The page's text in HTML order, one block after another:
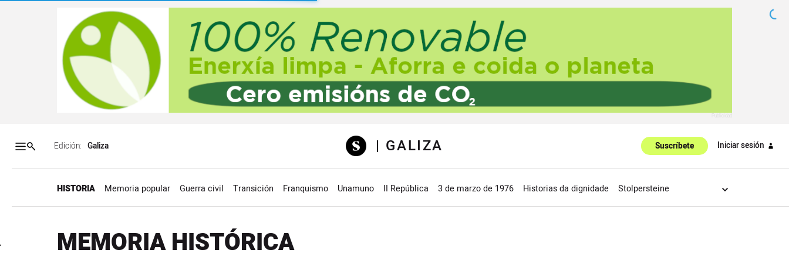
Contenidos portadaAccesibilidad
Edición: | GALIZA Suscríbete Iniciar sesión
HISTORIA Memoria popular Guerra civil Transición Franquismo Unamuno II República 3 de marzo de 1976 Historias da dignidade
Stolpersteine
MEMORIA HISTÓRICA